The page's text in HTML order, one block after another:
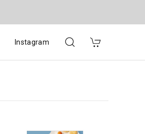
Instagram